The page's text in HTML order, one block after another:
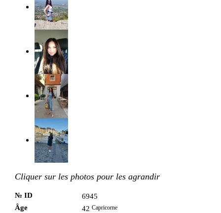
Cliquer sur les photos pour les agrandir
№ ID
6945
Âge
42 Capricorne